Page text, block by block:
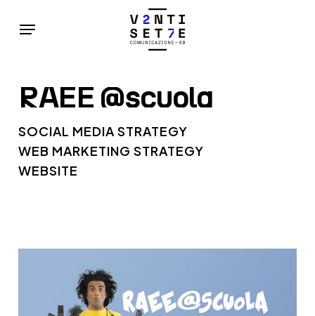
Menu
RAEE @scuola
SOCIAL MEDIA STRATEGY
WEB MARKETING STRATEGY
WEBSITE